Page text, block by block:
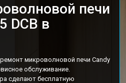
печи
DCB в
микроволновой печи Candy
обслуживание.
сделают бесплатную